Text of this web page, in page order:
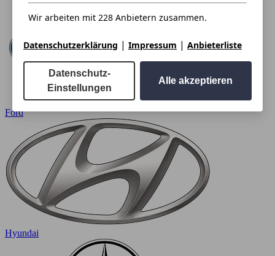
Ford
Hyundai
Wir arbeiten mit 228 Anbietern zusammen.
Datenschutzerklärung | Impressum | Anbieterliste
Datenschutz-
Einstellungen
Alle akzeptieren